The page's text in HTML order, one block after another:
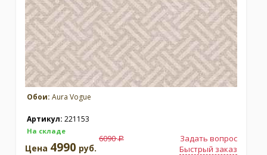
Обои: Aura Vogue
Артикул: 221153
На складе
Задать вопрос
Быстрый заказ
Цена 4990 руб.
6090a